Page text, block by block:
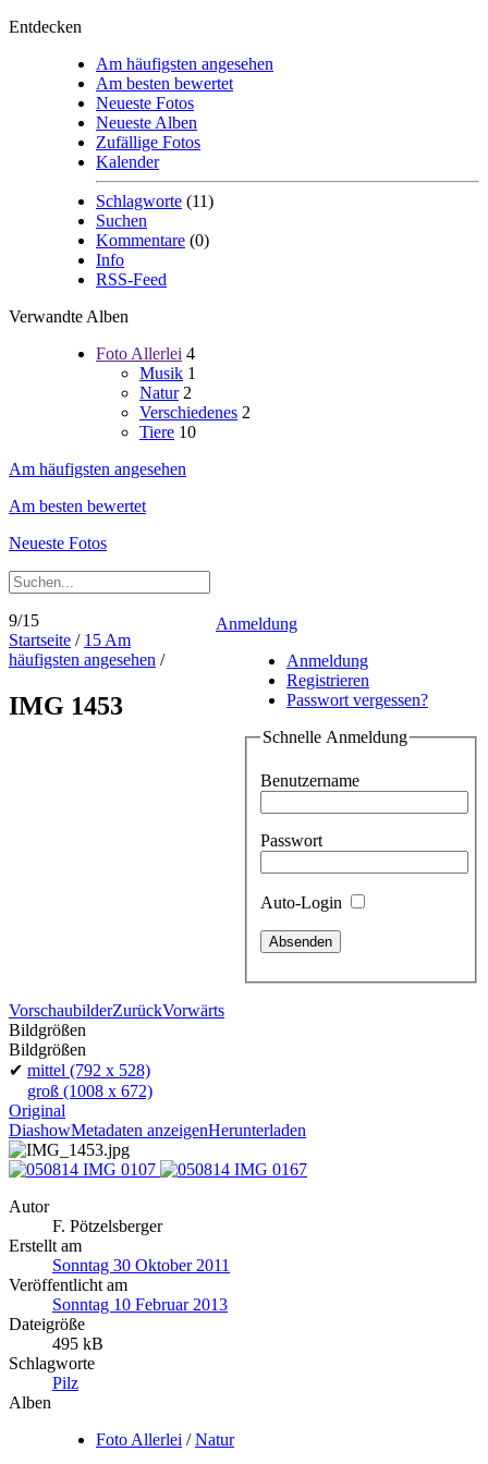
Entdecken
Am häufigsten angesehen
Am besten bewertet
Neueste Fotos
Neueste Alben
Zufällige Fotos
Kalender
Schlagworte (11)
Suchen
Kommentare (0)
Info
RSS-Feed
Verwandte Alben
Foto Allerlei 4
Musik 1
Natur 2
Verschiedenes 2
Tiere 10
Am häufigsten angesehen
Am besten bewertet
Neueste Fotos
Anmeldung
Anmeldung
Registrieren
Passwort vergessen?
Schnelle Anmeldung
Benutzername
Passwort
Auto-Login
9/15
Startseite / 15 Am
häufigsten angesehen /
IMG 1453
VorschaubilderZurückVorwärts
Bildgrößen
Bildgrößen
✔ mittel (792 x 528)
groß (1008 x 672)
Original
DiashowMetadaten anzeigenHerunterladen
Autor
F. Pötzelsberger
Erstellt am
Sonntag 30 Oktober 2011
Veröffentlicht am
Sonntag 10 Februar 2013
Dateigröße
495 kB
Schlagworte
Pilz
Alben
Foto Allerlei /Natur